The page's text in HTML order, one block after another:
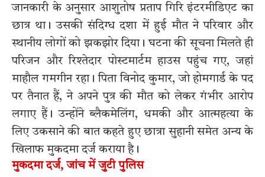
जानकारी के अनुसार आशुतोष प्रताप गिरि इंटरमीडिएट का
छात्र था। उसकी संदिग्ध दशा में हुई मौत ने परिवार और
स्थानीय लोगों को झकझोर दिया। घटना की सूचना मिलते ही
परिजन और रिश्तेदार पोस्टमार्टम हाउस पहुंच गए, जहां
माहौल गमगीन रहा। पिता विनोद कुमार, जो होमगार्ड के पद
पर तैनात हैं, ने अपने पुत्र की मौत को लेकर गंभीर आरोप
लगाए हैं। उन्होंने ब्लैकमेलिंग, धमकी और आत्महत्या के
लिए उकसाने की बात कहते हुए छात्रा सुहानी समेत अन्य के
खिलाफ मुकदमा दर्ज कराया है।
मुकदमा दर्ज, जांच में जुटी पुलिस